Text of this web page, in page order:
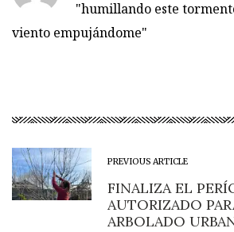
"humillando este
viento empujándome"
PREVIOUS ARTICLE
FINALIZA EL
AUTORIZADO
ARBOLADO